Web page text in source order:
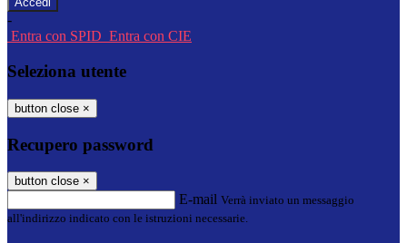
-
Entra con SPID Entra con CIE
Seleziona utente
button close ×
Recupero password
button close ×
E-mail Verrà inviato un messaggio
all'indirizzo indicato con le istruzioni necessarie.